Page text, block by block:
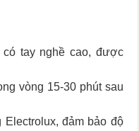
tay nghề cao, được
vòng 15-30 phút sau
đảm bảo độ